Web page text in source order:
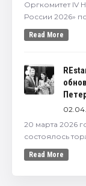
Оргкомитет IV
России 2026»
Read More
20 марта 2026
состоялось
Read More